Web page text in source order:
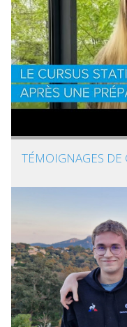
TÉMOIGNAGES DE